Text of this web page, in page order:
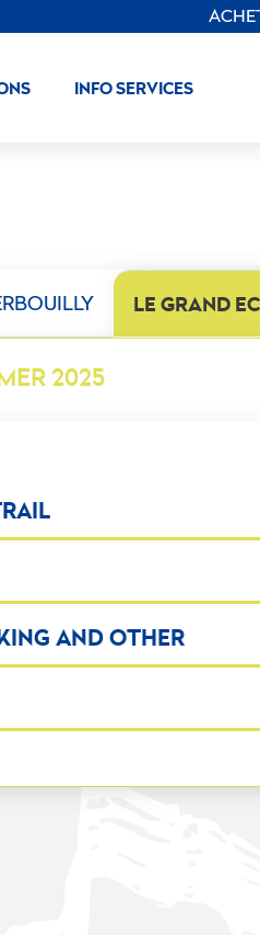
INFO SERVICES
LE GRAND
2025
AND OTHER